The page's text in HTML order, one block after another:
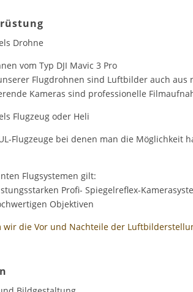
Drohne
vom Typ DJI Mavic 3 Pro
Flugdrohnen sind Luftbilder auch
Kameras sind professionelle
Flugzeug oder Heli
Flugzeuge bei denen man die Möglichkeit
Flugsystemen gilt:
Profi- Spiegelreflex-
Objektiven
wir die Vor und Nachteile der